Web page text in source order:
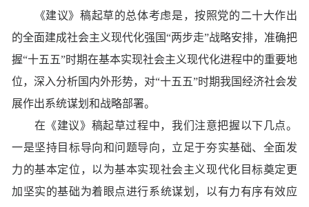
《建议》稿起草的总体考虑是，按照党的二十大作出
的全面建成社会主义现代化强国“两步走”战略安排，准确把
握“十五五”时期在基本实现社会主义现代化进程中的重要地
位，深入分析国内外形势，对“十五五”时期我国经济社会发
展作出系统谋划和战略部署。
在《建议》稿起草过程中，我们注意把握以下几点。
一是坚持目标导向和问题导向，立足于夯实基础、全面发
力的基本定位，以为基本实现社会主义现代化目标奠定更
加坚实的基础为着眼点进行系统谋划，以有力有序有效应